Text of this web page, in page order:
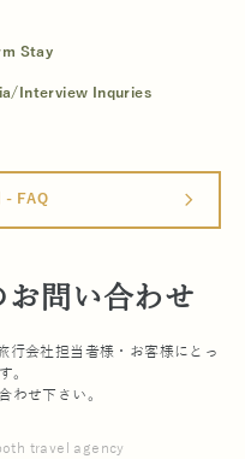
Stay
Interview Inquries
- FAQ arrow_forward_ios
問い合わせ
行会社担当者様・お客様にとっ
。
わせ下さい。
travel agency